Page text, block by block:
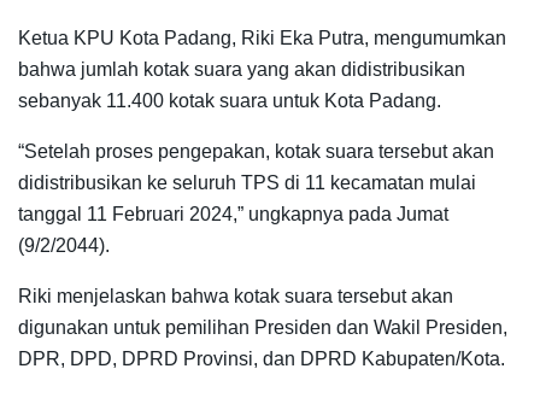
Ketua KPU Kota Padang, Riki Eka Putra, mengumumkan
bahwa jumlah kotak suara yang akan didistribusikan
sebanyak 11.400 kotak suara untuk Kota Padang.
“Setelah proses pengepakan, kotak suara tersebut akan
didistribusikan ke seluruh TPS di 11 kecamatan mulai
tanggal 11 Februari 2024,” ungkapnya pada Jumat
(9/2/2044).
Riki menjelaskan bahwa kotak suara tersebut akan
digunakan untuk pemilihan Presiden dan Wakil Presiden,
DPR, DPD, DPRD Provinsi, dan DPRD Kabupaten/Kota.